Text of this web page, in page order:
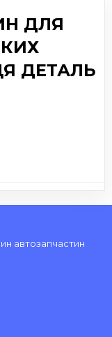
ДЛЯ
ДЕТАЛЬ
автозапчастин